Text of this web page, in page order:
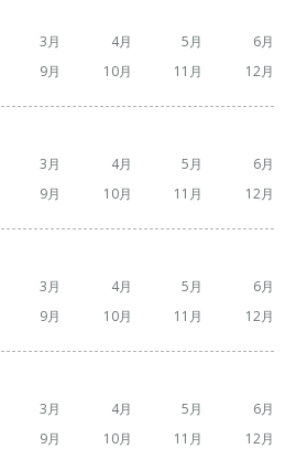
3 4 5
6
9 10 11 12
3 4 5
6
9 10 11 12
3 4 5
6
9 10 11 12
3 4 5
6
9 10 11 12